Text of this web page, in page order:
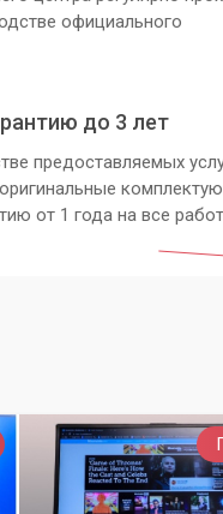
официального
до 3 лет
предоставляемых
от 1 года на все